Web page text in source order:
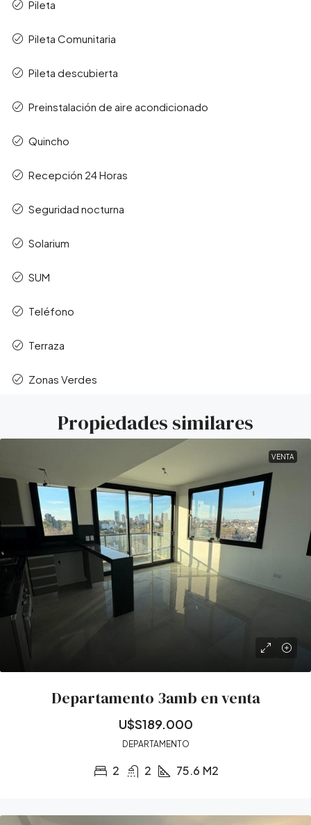
Pileta
Pileta Comunitaria
Pileta descubierta
Preinstalación de aire acondicionado
Quincho
Recepción 24 Horas
Seguridad nocturna
Solarium
SUM
Teléfono
Terraza
Zonas Verdes
Propiedades similares
VENTA
Departamento 3amb en venta
U$S189.000
DEPARTAMENTO
2 2 75.6 M2